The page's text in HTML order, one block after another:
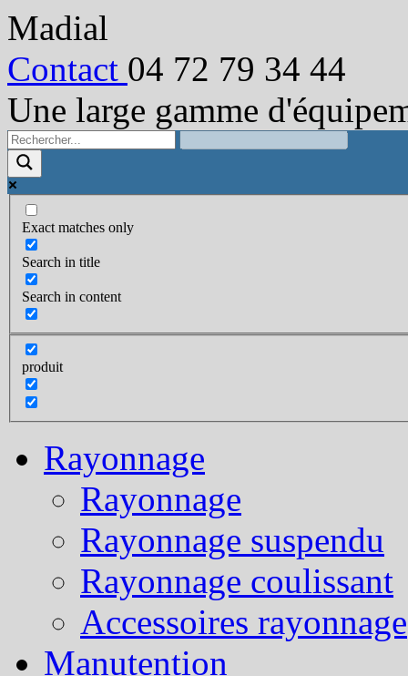
Madial
Contact 04 72 79 34 44
Une large gamme
Exact matches only
Search in title
Search in content
produit
Rayonnage
Rayonnage
Rayonnage suspendu
Rayonnage coulissant
Accessoires rayonnage
Manutention